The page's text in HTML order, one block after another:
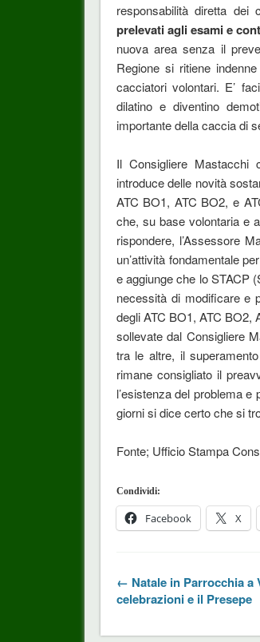
responsabilità diretta
prelevati agli esami e
nuova area senza il
Regione si ritiene
cacciatori volontari. E’
dilatino e diventino
importante della caccia di
Il Consigliere Mastacchi
introduce delle novità
ATC BO1, ATC BO2, e
che, su base volontaria e
rispondere, l’Assessore
un’attività fondamentale
e aggiunge che lo STACP
necessità di modificare e
degli ATC BO1, ATC BO2,
sollevate dal Consigliere
tra le altre, il
rimane consigliato il
l’esistenza del problema
giorni si dice certo che si
Fonte; Ufficio Stampa
Condividi:
Facebook X
← Natale in Parrocchia a
celebrazioni e il Presepe